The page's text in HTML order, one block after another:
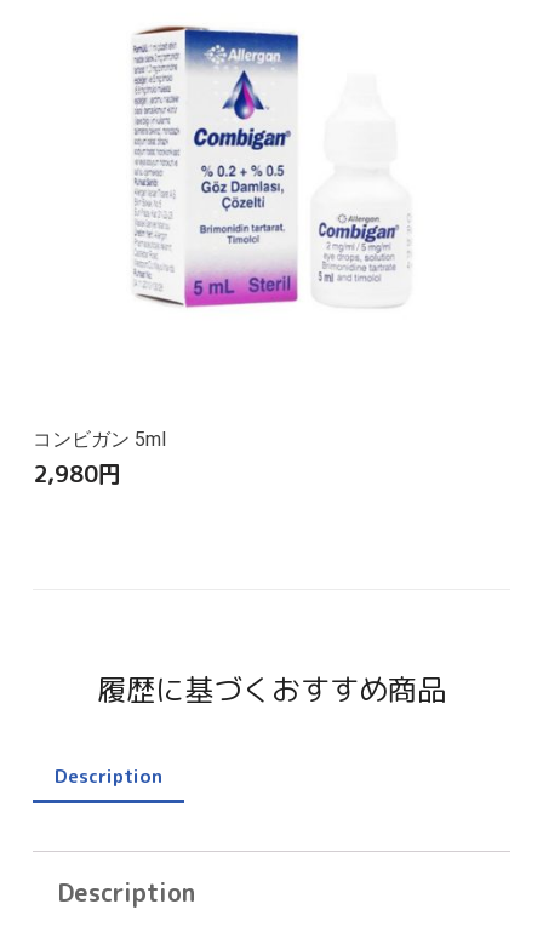
コンビガン 5ml
2,980円
履歴に基づくおすすめ商品
Description
Description